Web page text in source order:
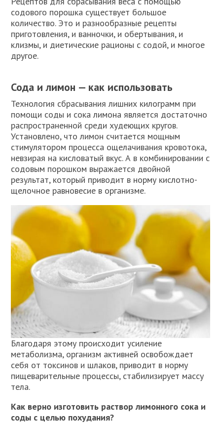
содового порошка существует большое
количество. Это и разнообразные рецепты
приготовления, и ванночки, и обертывания, и
клизмы, и диетические рационы с содой, и многое
другое.
Сода и лимон — как использовать
Технология сбрасывания лишних килограмм при
помощи соды и сока лимона является достаточно
распространенной среди худеющих кругов.
Установлено, что лимон считается мощным
стимулятором процесса ощелачивания кровотока,
невзирая на кисловатый вкус. А в комбинировании с
содовым порошком выражается двойной
результат, который приводит в норму кислотно-
щелочное равновесие в организме.
Благодаря этому происходит усиление
метаболизма, организм активней освобождает
себя от токсинов и шлаков, приводит в норму
пищеварительные процессы, стабилизирует массу
тела.
Как верно изготовить раствор лимонного сока и
соды с целью похудания?